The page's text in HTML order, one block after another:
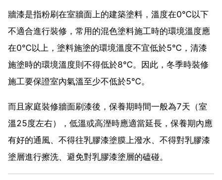
牆漆是指粉刷在室牆面上的建築塗料，溫度在0℃以下
不適合進行裝修，常用的混色塗料施工時的環境溫度應
在0℃以上，塗料施塗的環境溫度不宜低於5℃，清漆
施塗時的環境溫度則不得低於8℃。因此，冬季時裝修
施工要保證室內氣溫至少不低於5℃。
而且家庭裝修牆面刷漆後，保養期時間一般為7天（室
溫25度左右），低溫或高溼時應適當延長，保養期內應
有好的通風、不得往乳膠漆塗膜上潑水、不得對乳膠漆
塗層進行擦洗、避免對乳膠漆塗層的磕碰。